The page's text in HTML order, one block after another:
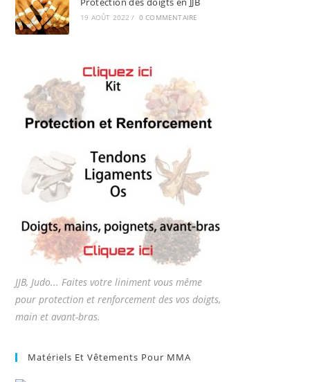
19 AOÛT 2022 / 0 COMMENTAIRE
JJB, Judo... Faites votre liniment vous même
pour protection et renforcement des vos doigts,
main et avant-bras.
Matériels Et Vêtements Pour MMA